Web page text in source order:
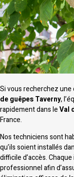
Si vous recherchez
de guêpes Taverny,
rapidement dans leVal
France.
Nos techniciens sont
qu’ils soient installés
difficile d’accès.
professionnel afin